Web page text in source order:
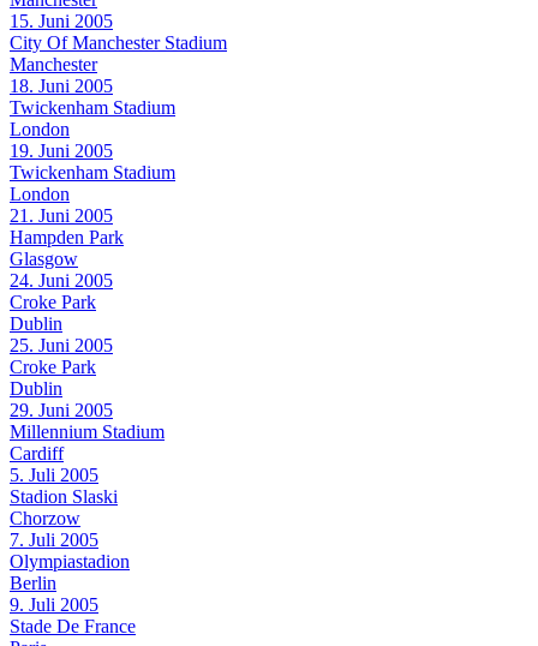
15. Juni 2005
City Of Manchester Stadium
Manchester
18. Juni 2005
Twickenham Stadium
London
19. Juni 2005
Twickenham Stadium
London
21. Juni 2005
Hampden Park
Glasgow
24. Juni 2005
Croke Park
Dublin
25. Juni 2005
Croke Park
Dublin
29. Juni 2005
Millennium Stadium
Cardiff
5. Juli 2005
Stadion Slaski
Chorzow
7. Juli 2005
Olympiastadion
Berlin
9. Juli 2005
Stade De France